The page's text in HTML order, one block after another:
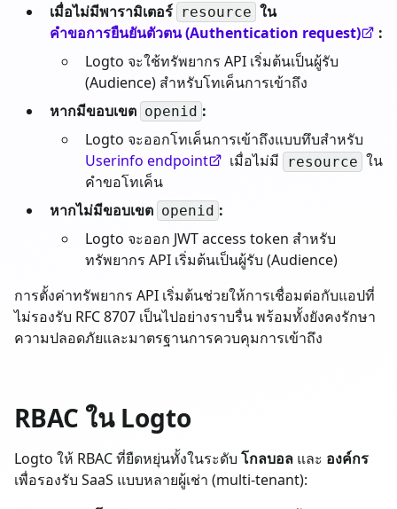
เมื่อไม่มีพารามิเตอร์ resource ใน
คำขอการยืนยันตัวตน (Authentication request)
:
Logto จะใช้ทรัพยากร API เริ่มต้นเป็นผู้รับ
(Audience) สำหรับโทเค็นการเข้าถึง
หากมีขอบเขต openid :
Logto จะออกโทเค็นการเข้าถึงแบบทึบสำหรับ
Userinfo endpoint
เมื่อไม่มี resource ใน
คำขอโทเค็น
หากไม่มีขอบเขต openid :
Logto จะออก JWT access token สำหรับ
ทรัพยากร API เริ่มต้นเป็นผู้รับ (Audience)
การตั้งค่าทรัพยากร API เริ่มต้นช่วยให้การเชื่อมต่อกับแอปที่
ไม่รองรับ RFC 8707 เป็นไปอย่างราบรื่น พร้อมทั้งยังคงรักษา
ความปลอดภัยและมาตรฐานการควบคุมการเข้าถึง
RBAC ใน Logto
Logto ให้ RBAC ที่ยืดหยุ่นทั้งในระดับ โกลบอล และ องค์กร
เพื่อรองรับ SaaS แบบหลายผู้เช่า (multi-tenant):